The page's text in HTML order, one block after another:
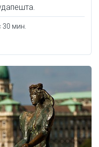
30 мин.